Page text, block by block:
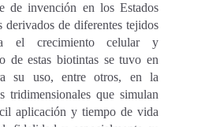
de invención en los Estados
de diferentes tejidos
el crecimiento celular y
de estas biotintas se tuvo en
su uso, entre otros, en la
tridimensionales que simulan
aplicación y tiempo de vida